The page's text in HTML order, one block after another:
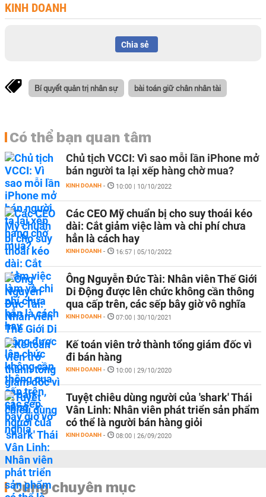
KINH DOANH
Chia sẻ
Bí quyết quản trị nhân sự bài toán giữ chân nhân tài
Có thể bạn quan tâm
Chủ tịch VCCI: Vì sao mỗi lần iPhone mở
bán người ta lại xếp hàng chờ mua?
KINH DOANH - 10:00 | 10/10/2022
Các CEO Mỹ chuẩn bị cho suy thoái kéo
dài: Cắt giảm việc làm và chi phí chưa
hẳn là cách hay
KINH DOANH - 16:57 | 05/10/2022
Ông Nguyễn Đức Tài: Nhân viên Thế Giới
Di Động được lên chức không cần thông
qua cấp trên, các sếp bây giờ vô nghĩa
KINH DOANH - 07:00 | 30/10/2021
Kế toán viên trở thành tổng giám đốc vì
đi bán hàng
KINH DOANH - 10:00 | 29/10/2020
Tuyệt chiêu dùng người của 'shark' Thái
Vân Linh: Nhân viên phát triển sản phẩm
có thể là người bán hàng giỏi
KINH DOANH - 08:00 | 26/09/2020
Cùng chuyên mục